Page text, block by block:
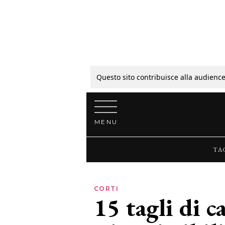
Questo sito contribuisce alla
Vai al contenuto
MENU
CORTI
15 tagli di